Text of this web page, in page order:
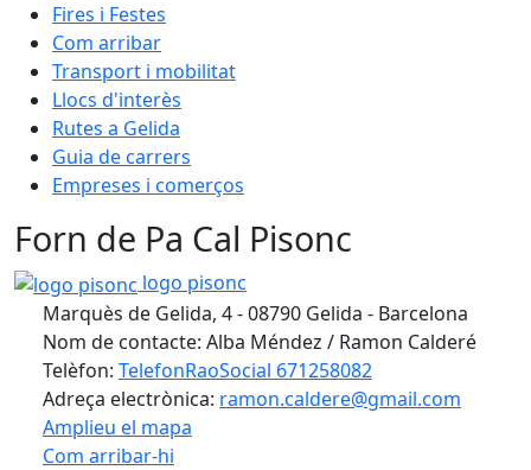
Fires i Festes
Com arribar
Transport i mobilitat
Llocs d'interès
Rutes a Gelida
Guia de carrers
Empreses i comerços
Forn de Pa Cal Pisonc
logo pisonc
logo pisonc
Marquès de Gelida, 4 - 08790 Gelida - Barcelona
Nom de contacte: Alba Méndez / Ramon Calderé
Telèfon: TelefonRaoSocial 671258082
Adreça electrònica: ramon.caldere@gmail.com
Amplieu el mapa
Com arribar-hi